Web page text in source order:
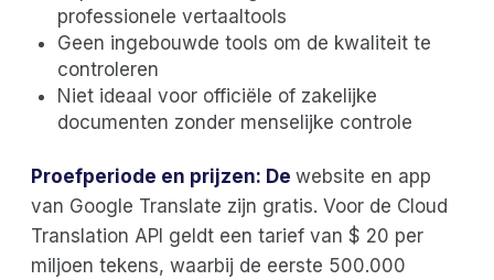
professionele vertaaltools
Geen ingebouwde tools om de kwaliteit te
controleren
Niet ideaal voor officiële of zakelijke
documenten zonder menselijke controle
Proefperiode en prijzen: De website en app
van Google Translate zijn gratis. Voor de Cloud
Translation API geldt een tarief van $ 20 per
miljoen tekens, waarbij de eerste 500.000